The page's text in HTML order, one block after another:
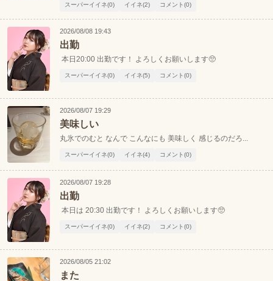
スーパーイイネ(0) イイネ(2) コメント(0)
2026/08/08 19:43
出勤
本日20:00 出勤です！ よろしくお願いします🥺
スーパーイイネ(0) イイネ(5) コメント(0)
2026/08/07 19:29
美味しい
丸氷でのむと なんで こんなにも 美味しく 感じるのだろ...
スーパーイイネ(0) イイネ(4) コメント(0)
2026/08/07 19:28
出勤
本日は 20:30 出勤です！ よろしくお願いします🥺
スーパーイイネ(0) イイネ(2) コメント(0)
2026/08/05 21:02
また